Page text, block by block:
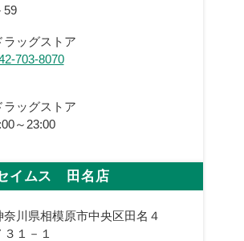
59
ラッグストア
703-8070
ラッグストア
～23:00
イムス 田名店
奈川県相模原市中央区田名４
３１－１